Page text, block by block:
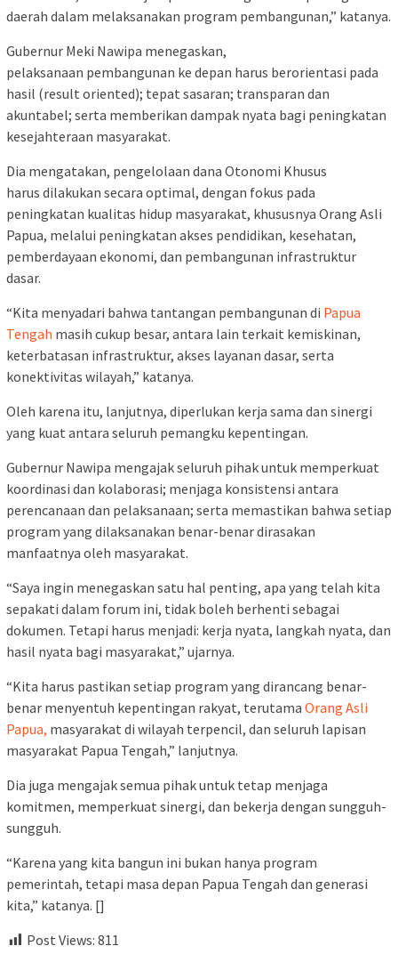
daerah dalam melaksanakan program pembangunan,” katanya.
Gubernur Meki Nawipa menegaskan,
pelaksanaan pembangunan ke depan harus berorientasi pada
hasil (result oriented); tepat sasaran; transparan dan
akuntabel; serta memberikan dampak nyata bagi peningkatan
kesejahteraan masyarakat.
Dia mengatakan, pengelolaan dana Otonomi Khusus
harus dilakukan secara optimal, dengan fokus pada
peningkatan kualitas hidup masyarakat, khususnya Orang Asli
Papua, melalui peningkatan akses pendidikan, kesehatan,
pemberdayaan ekonomi, dan pembangunan infrastruktur
dasar.
“Kita menyadari bahwa tantangan pembangunan di Papua
Tengah masih cukup besar, antara lain terkait kemiskinan,
keterbatasan infrastruktur, akses layanan dasar, serta
konektivitas wilayah,” katanya.
Oleh karena itu, lanjutnya, diperlukan kerja sama dan sinergi
yang kuat antara seluruh pemangku kepentingan.
Gubernur Nawipa mengajak seluruh pihak untuk memperkuat
koordinasi dan kolaborasi; menjaga konsistensi antara
perencanaan dan pelaksanaan; serta memastikan bahwa setiap
program yang dilaksanakan benar-benar dirasakan
manfaatnya oleh masyarakat.
“Saya ingin menegaskan satu hal penting, apa yang telah kita
sepakati dalam forum ini, tidak boleh berhenti sebagai
dokumen. Tetapi harus menjadi: kerja nyata, langkah nyata, dan
hasil nyata bagi masyarakat,” ujarnya.
“Kita harus pastikan setiap program yang dirancang benar-
benar menyentuh kepentingan rakyat, terutama Orang Asli
Papua, masyarakat di wilayah terpencil, dan seluruh lapisan
masyarakat Papua Tengah,” lanjutnya.
Dia juga mengajak semua pihak untuk tetap menjaga
komitmen, memperkuat sinergi, dan bekerja dengan sungguh-
sungguh.
“Karena yang kita bangun ini bukan hanya program
pemerintah, tetapi masa depan Papua Tengah dan generasi
kita,” katanya. []
Post Views: 811